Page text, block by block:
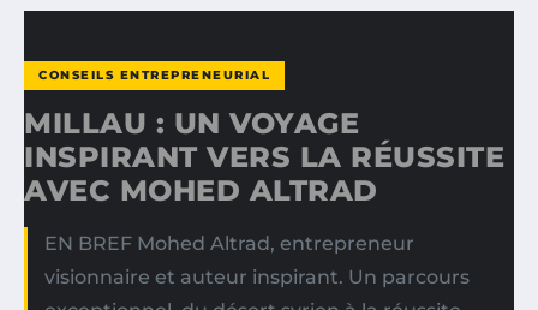
CONSEILS ENTREPRENEURIAL
MILLAU : UN VOYAGE
INSPIRANT VERS LA RÉUSSITE
AVEC MOHED ALTRAD
EN BREF Mohed Altrad, entrepreneur
visionnaire et auteur inspirant. Un parcours